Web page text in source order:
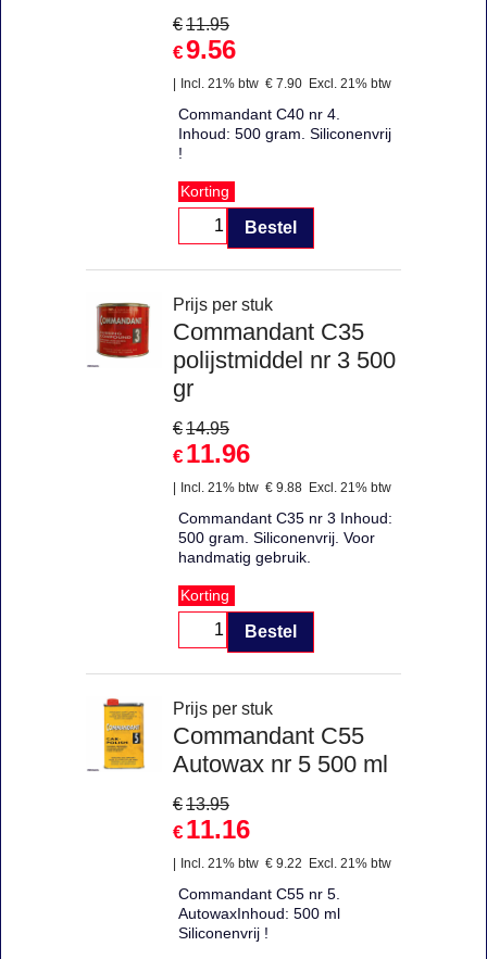
€11.95
€9.56
Incl. 21% btw € 7.90 Excl. 21% btw
Commandant C40 nr 4.
Inhoud: 500 gram. Siliconenvrij
!
Korting
Bestel
Prijs per stuk
Commandant C35
polijstmiddel nr 3 500
gr
€14.95
€ 11.96
Incl. 21% btw € 9.88 Excl. 21% btw
Commandant C35 nr 3 Inhoud:
500 gram. Siliconenvrij. Voor
handmatig gebruik.
Korting
Bestel
Prijs per stuk
Commandant C55
Autowax nr 5 500 ml
€13.95
€ 11.16
Incl. 21% btw € 9.22 Excl. 21% btw
Commandant C55 nr 5.
AutowaxInhoud: 500 ml
Siliconenvrij !